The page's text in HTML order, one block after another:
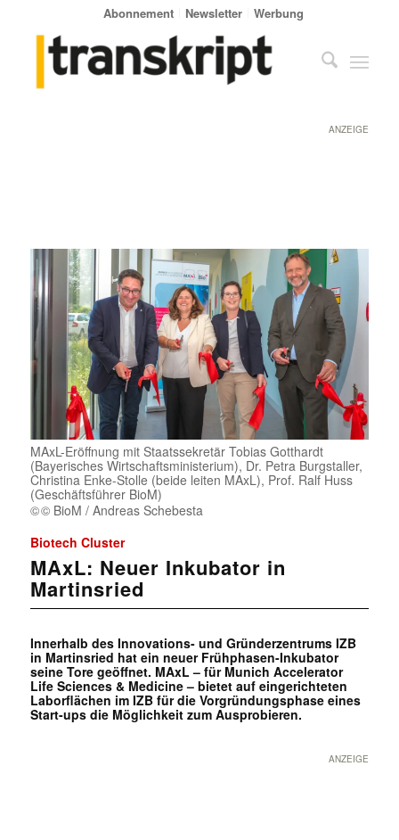
Abonnement Newsletter Werbung
ANZEIGE
MAxL-Eröffnung mit Staatssekretär Tobias Gotthardt
(Bayerisches Wirtschaftsministerium), Dr. Petra Burgstaller,
Christina Enke-Stolle (beide leiten MAxL), Prof. Ralf Huss
(Geschäftsführer BioM)
© BioM / Andreas Schebesta
Biotech Cluster
MAxL: Neuer Inkubator in
Martinsried
Innerhalb des Innovations- und Gründerzentrums IZB
in Martinsried hat ein neuer Frühphasen-Inkubator
seine Tore geöffnet. MAxL – für Munich Accelerator
Life Sciences & Medicine – bietet auf eingerichteten
Laborflächen im IZB für die Vorgründungsphase eines
Start-ups die Möglichkeit zum Ausprobieren.
ANZEIGE